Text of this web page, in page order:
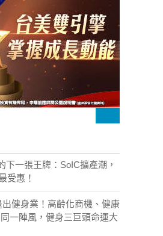
下一張王牌：SoIC擴產潮，
受惠！
健身業！高齡化商機、健康
一陣風，健身三巨頭命運大